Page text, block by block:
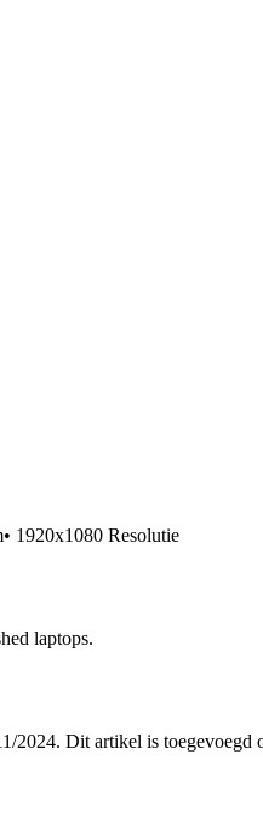
1920x1080 Resolutie
laptops.
2024. Dit artikel is